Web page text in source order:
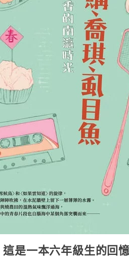
這是一本六年級生的回